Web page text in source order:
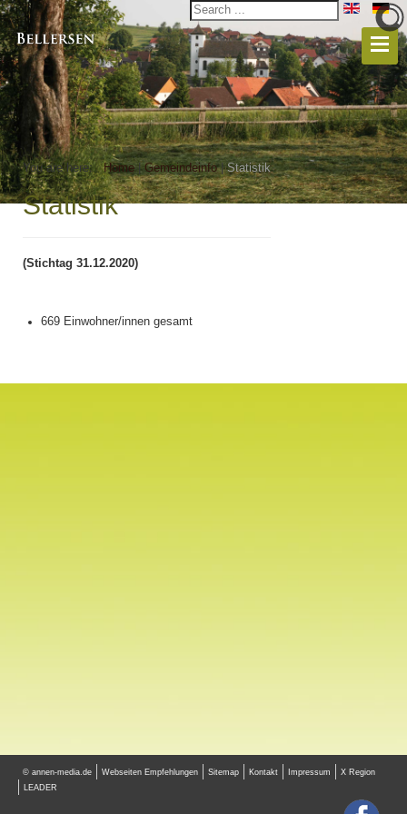
You are here: Home | Gemeindeinfo | Statistik
Statistik
(Stichtag 31.12.2020)
669 Einwohner/innen gesamt
© annen-media.de Webseiten Empfehlungen Sitemap Kontakt Impressum
X Region
LEADER